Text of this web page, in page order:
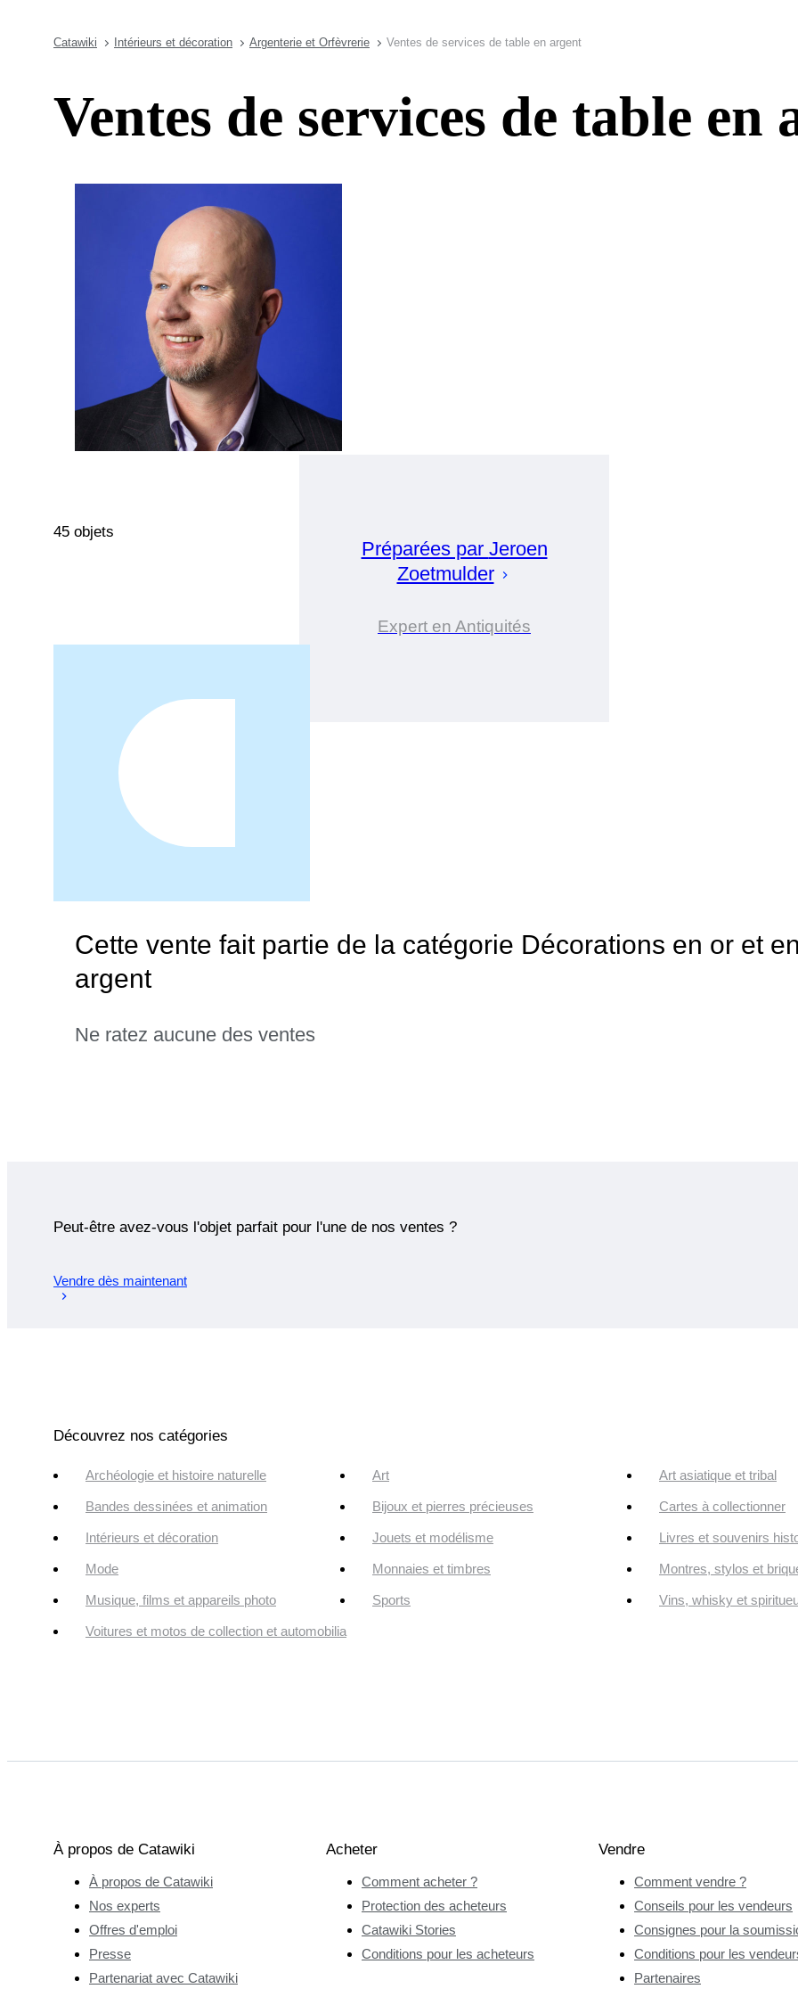
Catawiki Intérieurs et décoration Argenterie et Orfèvrerie Ventes de services de table en argent
Ventes de services de table en
Préparées par Jeroen
Zoetmulder
Expert en Antiquités
45 objets
Cette vente fait partie de la catégorie Décorations en or et en
argent
Ne ratez aucune des ventes
Peut-être avez-vous l'objet parfait pour l'une de nos ventes ?
Vendre dès maintenant
Découvrez nos catégories
Archéologie et histoire naturelle Art Art asiatique et tribal
Bandes dessinées et animation Bijoux et pierres précieuses Cartes à collectionner
Intérieurs et décoration Jouets et modélisme Livres et souvenirs
Mode Monnaies et timbres Montres, stylos et
Musique, films et appareils photo Sports Vins, whisky et
Voitures et motos de collection et automobilia
À propos de Catawiki
À propos de Catawiki
Nos experts
Offres d'emploi
Presse
Partenariat avec Catawiki
Acheter
Comment acheter ?
Protection des acheteurs
Catawiki Stories
Conditions pour les acheteurs
Vendre
Comment vendre ?
Conseils pour les vendeurs
Consignes pour la
Conditions pour les
Partenaires